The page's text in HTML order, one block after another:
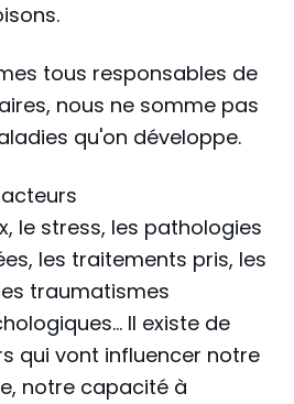
tous responsables de
nous ne somme pas
qu'on développe.
le stress, les pathologies
les traitements pris, les
traumatismes
Il existe de
qui vont influencer notre
notre capacité à